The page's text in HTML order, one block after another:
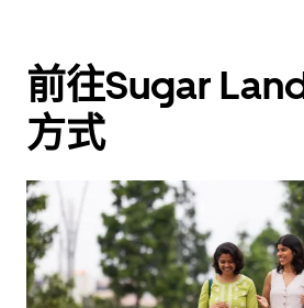
箭
咀
鍵，
即
使
用
日
曆
前往Sugar
方式